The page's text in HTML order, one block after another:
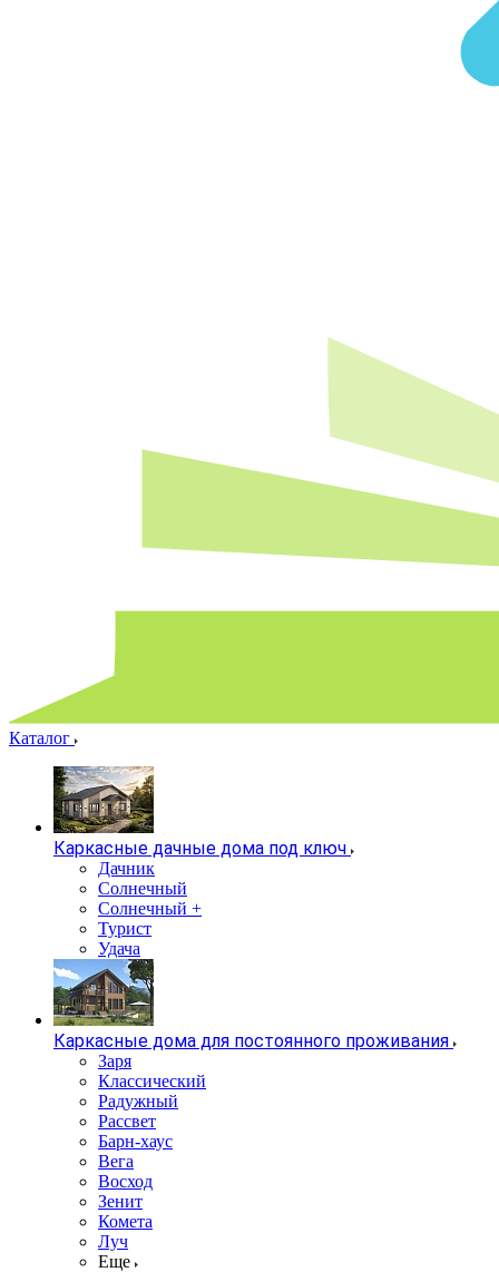
Каталог
Каркасные дачные дома под ключ
Дачник
Солнечный
Солнечный +
Турист
Удача
Каркасные дома для постоянного проживания
Заря
Классический
Радужный
Рассвет
Барн-хаус
Вега
Восход
Зенит
Комета
Луч
Еще